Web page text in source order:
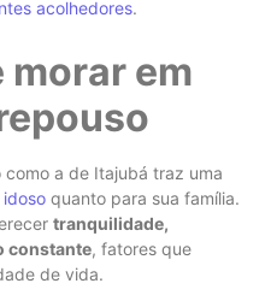
acolhedores.
morar em
a de Itajubá traz uma
idoso quanto para sua família.
tranquilidade,
constante, fatores que
de vida.